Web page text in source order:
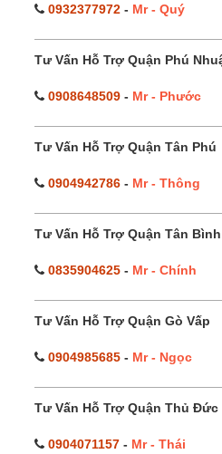
0932377972 - Mr - Quý
Tư Vấn Hỗ Trợ Quận Phú
0908648509 - Mr - Phước
Tư Vấn Hỗ Trợ Quận Tân Phú
0904942786 - Mr - Thông
Tư Vấn Hỗ Trợ Quận Tân Bình
0835904625 - Mr - Chính
Tư Vấn Hỗ Trợ Quận Gò Vấp
0904985685 - Mr - Ngọc
Tư Vấn Hỗ Trợ Quận Thủ Đức
0904071157 - Mr - Thái